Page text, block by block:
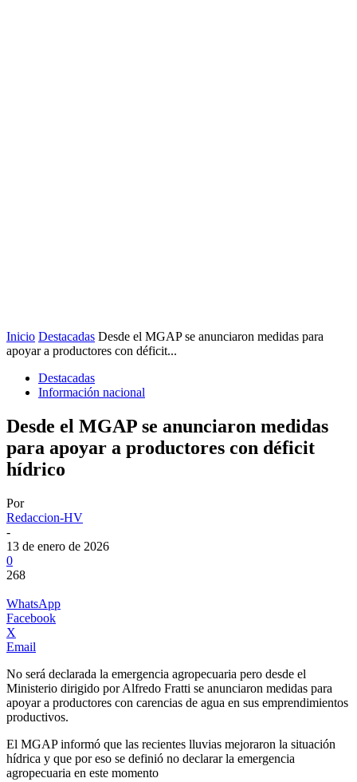
Inicio Destacadas Desde el MGAP se anunciaron medidas para
apoyar a productores con déficit...
Destacadas
Información nacional
Desde el MGAP se anunciaron medidas
para apoyar a productores con déficit
hídrico
Por
Redaccion-HV
-
13 de enero de 2026
0
268
WhatsApp
Facebook
X
Email
No será declarada la emergencia agropecuaria pero desde el
Ministerio dirigido por Alfredo Fratti se anunciaron medidas para
apoyar a productores con carencias de agua en sus emprendimientos
productivos.
El MGAP informó que las recientes lluvias mejoraron la situación
hídrica y que por eso se definió no declarar la emergencia
agropecuaria en este momento